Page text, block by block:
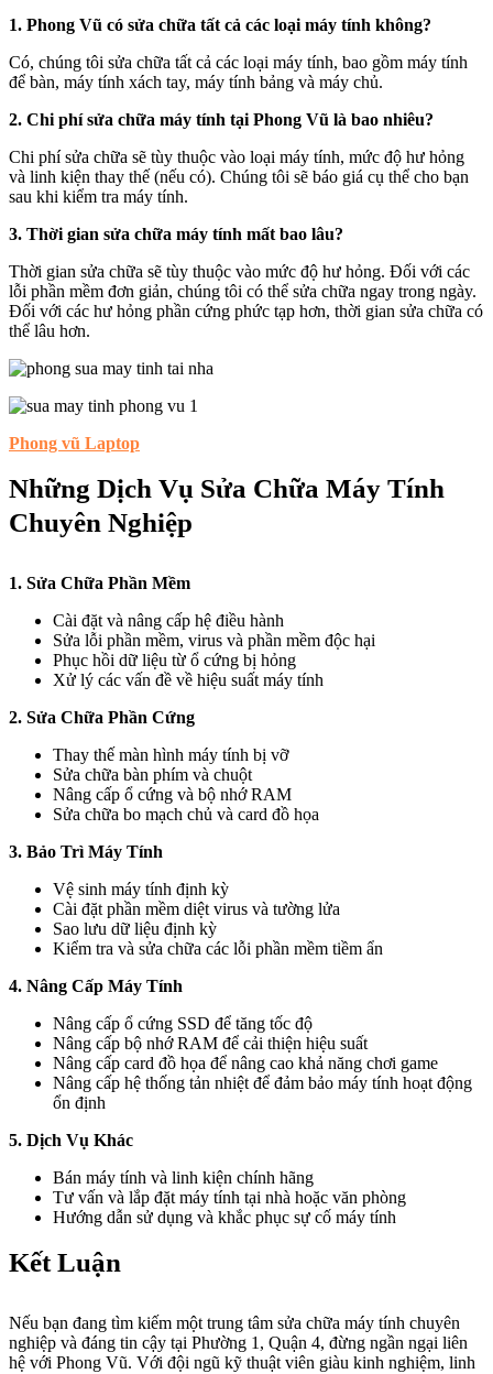
1. Phong Vũ có sửa chữa tất cả các loại máy tính không?
Có, chúng tôi sửa chữa tất cả các loại máy tính, bao gồm máy tính
để bàn, máy tính xách tay, máy tính bảng và máy chủ.
2. Chi phí sửa chữa máy tính tại Phong Vũ là bao nhiêu?
Chi phí sửa chữa sẽ tùy thuộc vào loại máy tính, mức độ hư hỏng
và linh kiện thay thế (nếu có). Chúng tôi sẽ báo giá cụ thể cho bạn
sau khi kiểm tra máy tính.
3. Thời gian sửa chữa máy tính mất bao lâu?
Thời gian sửa chữa sẽ tùy thuộc vào mức độ hư hỏng. Đối với các
lỗi phần mềm đơn giản, chúng tôi có thể sửa chữa ngay trong ngày.
Đối với các hư hỏng phần cứng phức tạp hơn, thời gian sửa chữa có
thể lâu hơn.
Phong vũ Laptop
Những Dịch Vụ Sửa Chữa Máy Tính
Chuyên Nghiệp
1. Sửa Chữa Phần Mềm
Cài đặt và nâng cấp hệ điều hành
Sửa lỗi phần mềm, virus và phần mềm độc hại
Phục hồi dữ liệu từ ổ cứng bị hỏng
Xử lý các vấn đề về hiệu suất máy tính
2. Sửa Chữa Phần Cứng
Thay thế màn hình máy tính bị vỡ
Sửa chữa bàn phím và chuột
Nâng cấp ổ cứng và bộ nhớ RAM
Sửa chữa bo mạch chủ và card đồ họa
3. Bảo Trì Máy Tính
Vệ sinh máy tính định kỳ
Cài đặt phần mềm diệt virus và tường lửa
Sao lưu dữ liệu định kỳ
Kiểm tra và sửa chữa các lỗi phần mềm tiềm ẩn
4. Nâng Cấp Máy Tính
Nâng cấp ổ cứng SSD để tăng tốc độ
Nâng cấp bộ nhớ RAM để cải thiện hiệu suất
Nâng cấp card đồ họa để nâng cao khả năng chơi game
Nâng cấp hệ thống tản nhiệt để đảm bảo máy tính hoạt động
ổn định
5. Dịch Vụ Khác
Bán máy tính và linh kiện chính hãng
Tư vấn và lắp đặt máy tính tại nhà hoặc văn phòng
Hướng dẫn sử dụng và khắc phục sự cố máy tính
Kết Luận
Nếu bạn đang tìm kiếm một trung tâm sửa chữa máy tính chuyên
nghiệp và đáng tin cậy tại Phường 1, Quận 4, đừng ngần ngại liên
hệ với Phong Vũ. Với đội ngũ kỹ thuật viên giàu kinh nghiệm, linh